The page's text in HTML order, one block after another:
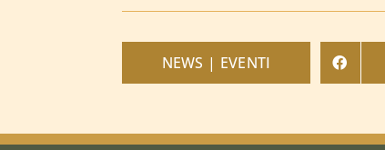
NEWS | EVENTI